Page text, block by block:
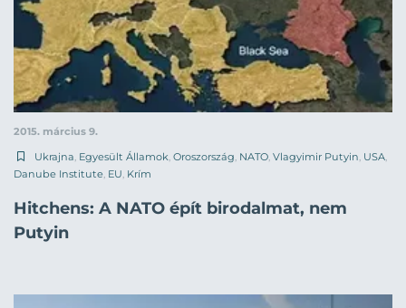
2015. március 9.
Ukrajna, Egyesült Államok, Oroszország, NATO, Vlagyimir Putyin, USA,
Danube Institute, EU, Krím
Hitchens: A NATO épít birodalmat, nem
Putyin